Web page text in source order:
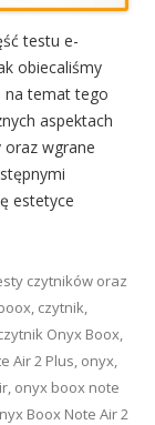
testu e-
obiecaliśmy
na temat tego
aspektach
oraz wgrane
estetyce
czytników oraz
, czytnik,
Onyx Boox,
Air 2 Plus, onyx,
, onyx boox note
Boox Note Air 2